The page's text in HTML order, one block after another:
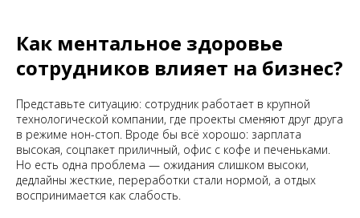
Как ментальное здоровье
сотрудников влияет на бизнес?
Представьте ситуацию: сотрудник работает в крупной
технологической компании, где проекты сменяют друг друга
в режиме нон-стоп. Вроде бы всё хорошо: зарплата
высокая, соцпакет приличный, офис с кофе и печеньками.
Но есть одна проблема — ожидания слишком высоки,
дедлайны жесткие, переработки стали нормой, а отдых
воспринимается как слабость.